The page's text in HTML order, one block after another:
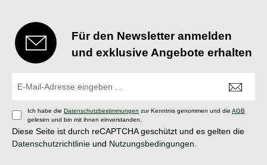
Für den Newsletter anmelden
und exklusive Angebote erhalten
Ich habe die Datenschutzbestimmungen zur Kenntnis genommen und die AGB
gelesen und bin mit ihnen einverstanden.
Diese Seite ist durch reCAPTCHA geschützt und es gelten die
Datenschutzrichtlinie und Nutzungsbedingungen